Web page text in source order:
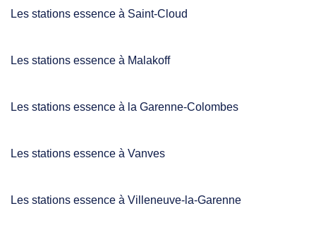
Les stations essence à Saint-Cloud
Les stations essence à Malakoff
Les stations essence à la Garenne-Colombes
Les stations essence à Vanves
Les stations essence à Villeneuve-la-Garenne